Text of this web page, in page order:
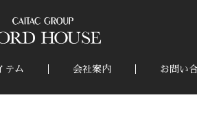
テム 会社案内 お問い